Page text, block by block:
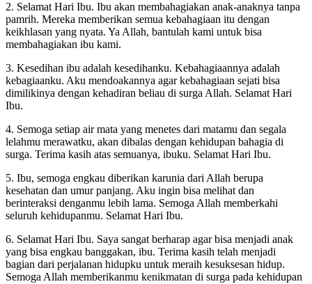
2. Selamat Hari Ibu. Ibu akan membahagiakan anak-anaknya tanpa
pamrih. Mereka memberikan semua kebahagiaan itu dengan
keikhlasan yang nyata. Ya Allah, bantulah kami untuk bisa
membahagiakan ibu kami.
3. Kesedihan ibu adalah kesedihanku. Kebahagiaannya adalah
kebagiaanku. Aku mendoakannya agar kebahagiaan sejati bisa
dimilikinya dengan kehadiran beliau di surga Allah. Selamat Hari
Ibu.
4. Semoga setiap air mata yang menetes dari matamu dan segala
lelahmu merawatku, akan dibalas dengan kehidupan bahagia di
surga. Terima kasih atas semuanya, ibuku. Selamat Hari Ibu.
5. Ibu, semoga engkau diberikan karunia dari Allah berupa
kesehatan dan umur panjang. Aku ingin bisa melihat dan
berinteraksi denganmu lebih lama. Semoga Allah memberkahi
seluruh kehidupanmu. Selamat Hari Ibu.
6. Selamat Hari Ibu. Saya sangat berharap agar bisa menjadi anak
yang bisa engkau banggakan, ibu. Terima kasih telah menjadi
bagian dari perjalanan hidupku untuk meraih kesuksesan hidup.
Semoga Allah memberikanmu kenikmatan di surga pada kehidupan